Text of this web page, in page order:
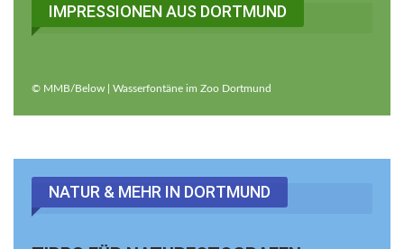
IMPRESSIONEN AUS DORTMUND
© MMB/Below | Wasserfontäne im Zoo Dortmund
NATUR & MEHR IN DORTMUND